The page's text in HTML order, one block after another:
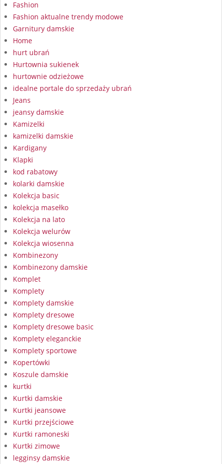
Fashion
Fashion aktualne trendy modowe
Garnitury damskie
Home
hurt ubrań
Hurtownia sukienek
hurtownie odzieżowe
idealne portale do sprzedaży ubrań
Jeans
jeansy damskie
Kamizelki
kamizelki damskie
Kardigany
Klapki
kod rabatowy
kolarki damskie
Kolekcja basic
kolekcja masełko
Kolekcja na lato
Kolekcja welurów
Kolekcja wiosenna
Kombinezony
Kombinezony damskie
Komplet
Komplety
Komplety damskie
Komplety dresowe
Komplety dresowe basic
Komplety eleganckie
Komplety sportowe
Kopertówki
Koszule damskie
kurtki
Kurtki damskie
Kurtki jeansowe
Kurtki przejściowe
Kurtki ramoneski
Kurtki zimowe
legginsy damskie